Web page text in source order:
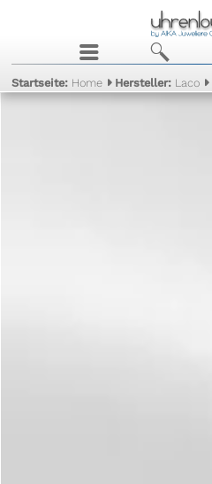
j b
Startseite: Home Hersteller: Laco